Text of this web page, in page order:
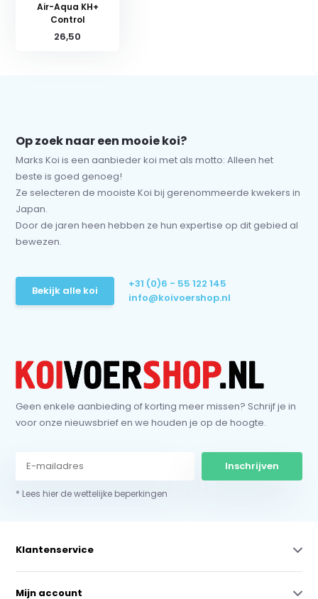
Air-Aqua KH+
Control
26,50
Op zoek naar een mooie koi?
Marks Koi is een aanbieder koi met als motto: Alleen het
beste is goed genoeg!
Ze selecteren de mooiste Koi bij gerenommeerde kwekers in
Japan.
Door de jaren heen hebben ze hun expertise op dit gebied al
bewezen.
Bekijk alle koi
+31 (0)6 - 55 122 145
info@koivoershop.nl
Geen enkele aanbieding of korting meer missen? Schrijf je in
voor onze nieuwsbrief en we houden je op de hoogte.
Inschrijven
* Lees hier de wettelijke beperkingen
Klantenservice
Mijn account